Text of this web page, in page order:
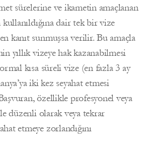
sürelerine ve ikametin amaçlanan
kullanıldığına dair tek bir vize
kanıt sunmuşsa verilir. Bu amaçla
yıllık vizeye hak kazanabilmesi
kısa süreli vize (en fazla 3 ay
iki kez seyahat etmesi
özellikle profesyonel veya
düzenli olarak veya tekrar
etmeye zorlandığını